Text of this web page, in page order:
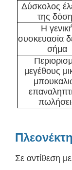
Δύσκολος
της
Η
συσκευασία
σήμα
μεγέθους
Σε αντίθεση